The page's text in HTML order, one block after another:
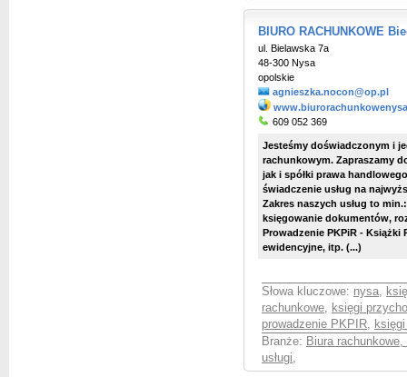
BIURO RACHUNKOWE
ul. Bielawska 7a
48-300 Nysa
opolskie
agnieszka.nocon@op.pl
609 052 369
Jesteśmy doświadczonym i
rachunkowym. Zapraszamy
jak i spółki prawa
świadczenie usług na
Zakres naszych usług to
księgowanie dokumentów,
Prowadzenie PKPiR -
ewidencyjne, itp. (...)
Słowa kluczowe: nysa,
rachunkowe, księgi
prowadzenie PKPIR,
Branże: Biura
usługi,